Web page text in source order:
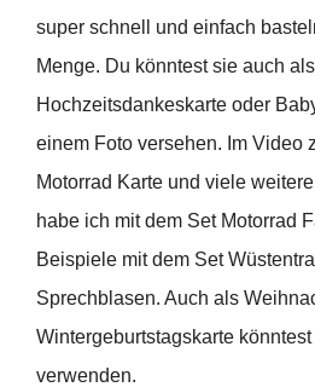
super schnell und einfach
Menge. Du könntest sie auch als
Hochzeitsdankeskarte oder
einem Foto versehen. Im Video
Motorrad Karte und viele
habe ich mit dem Set Motorrad
Beispiele mit dem Set
Sprechblasen. Auch als
Wintergeburtstagskarte
verwenden.